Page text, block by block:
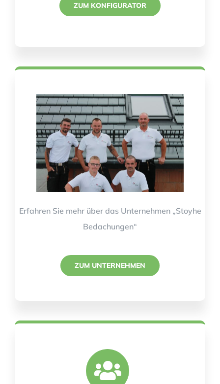
ZUM KONFIGURATOR
Erfahren Sie mehr über das Unternehmen „Stoyhe
Bedachungen“
ZUM UNTERNEHMEN